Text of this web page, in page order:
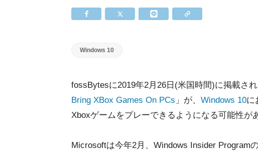
Windows 10
fossBytesに2019年2月26日(米国時間)に掲載され
Bring XBox Games On PCs 」が、 Windows 10に
Xboxゲームをプレーできるようになる可能性が
Microsoftは今年2月、Windows Insider Program